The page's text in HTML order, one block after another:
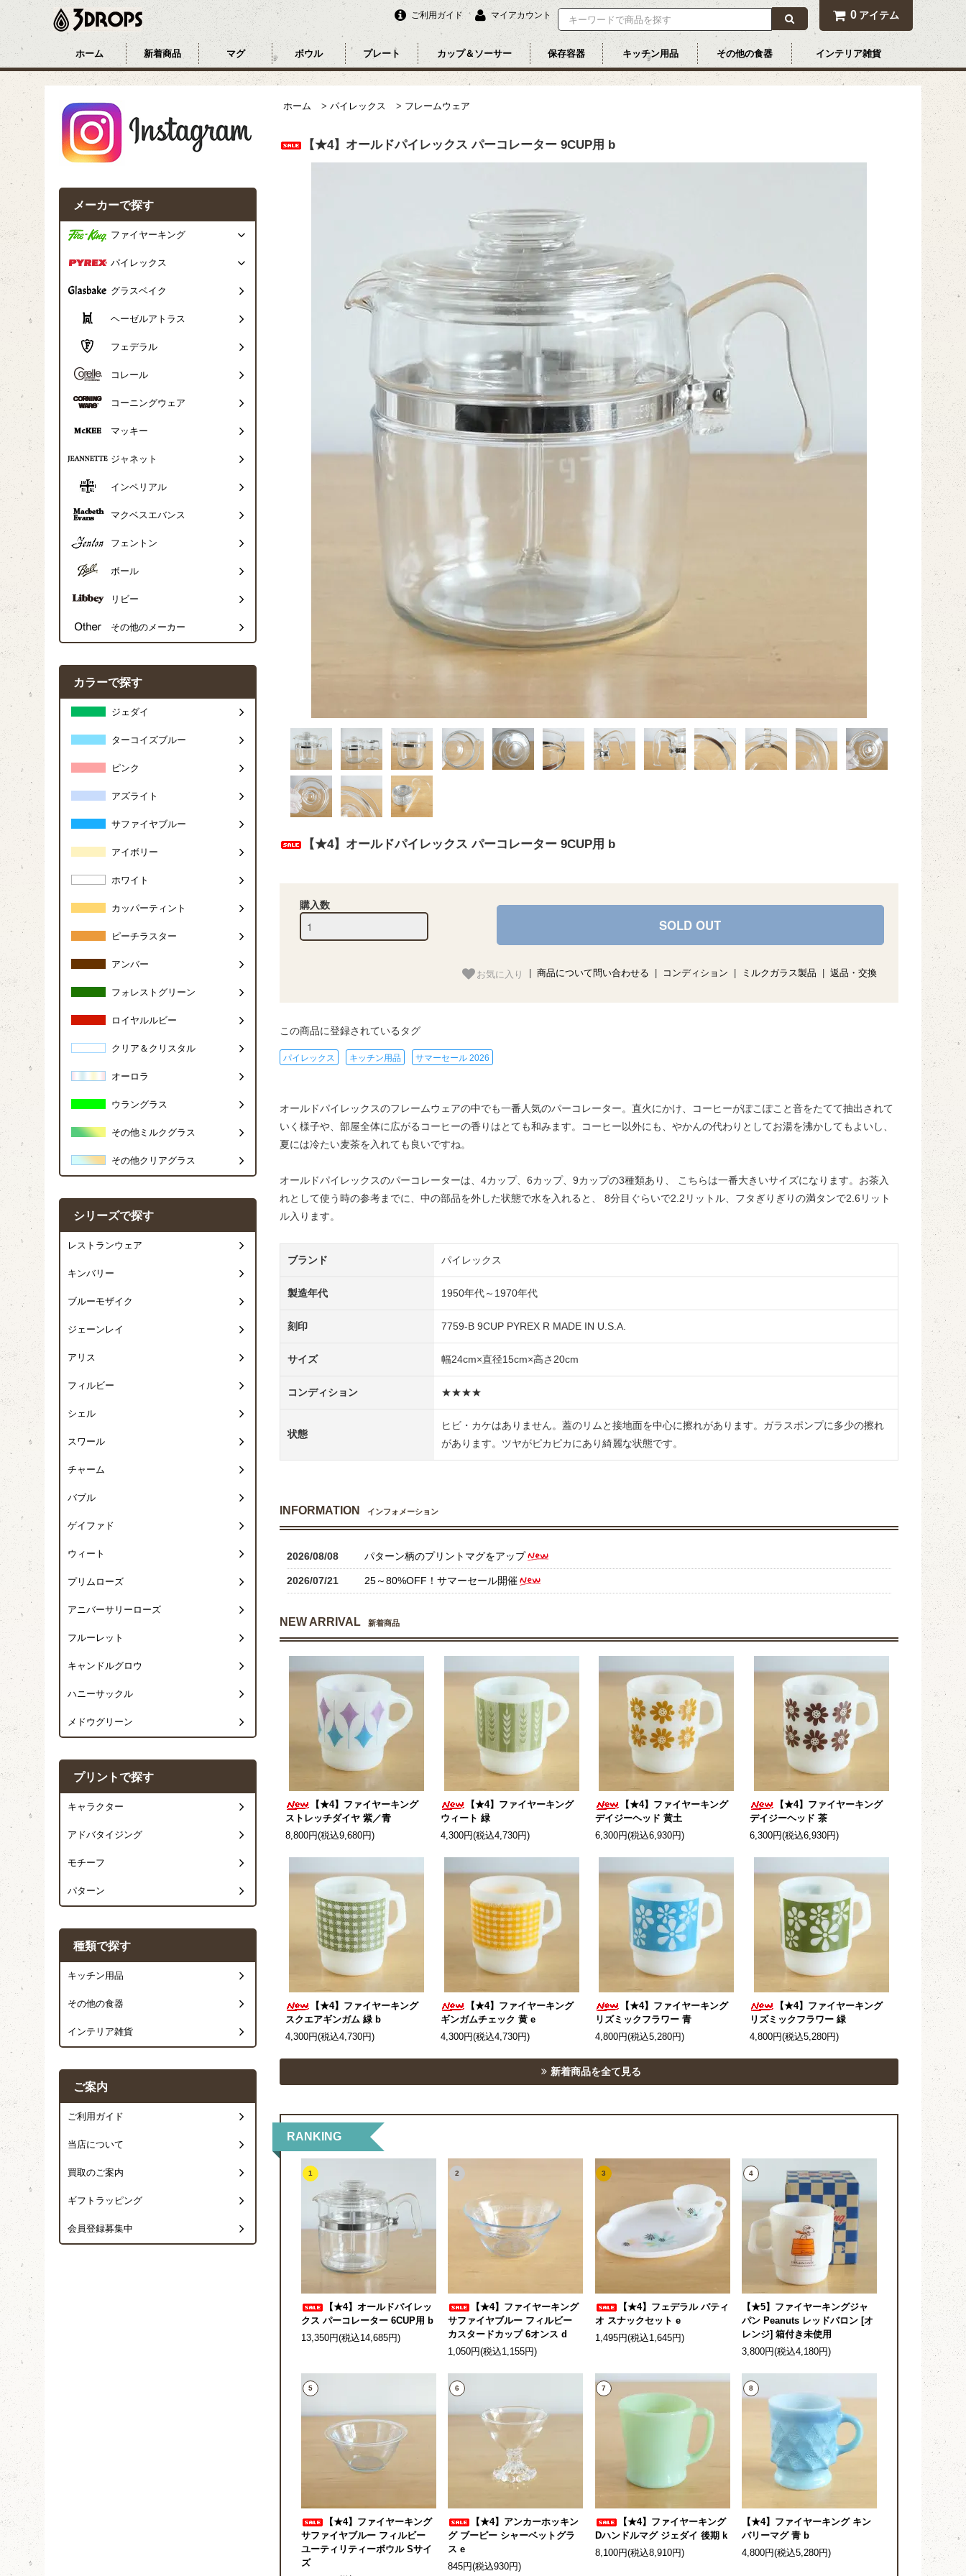
ご利用ガイド マイアカウント 0 アイテム
ホーム 新着商品 マグ ボウル プレート カップ＆ソーサー 保存容器 キッチン用品 その他の食器 インテリア雑貨
ホーム > パイレックス > フレームウェア
【★4】オールドパイレックス パーコレーター 9CUP用 b
【★4】オールドパイレックス パーコレーター 9CUP用 b
購入数
お気に入り 商品について問い合わせる コンディション ミルクガラス製品 返品・交換
この商品に登録されているタグ
パイレックス キッチン用品 サマーセール 2026
オールドパイレックスのフレームウェアの中でも一番人気のパーコレーター。直火にかけ、コーヒーがぽこぽこと音をたてて抽出されて
いく様子や、部屋全体に広がるコーヒーの香りはとても和みます。コーヒー以外にも、やかんの代わりとしてお湯を沸かしてもよいし、
夏には冷たい麦茶を入れても良いですね。
オールドパイレックスのパーコレーターは、4カップ、6カップ、9カップの3種類あり、 こちらは一番大きいサイズになります。お茶入
れとして使う時の参考までに、中の部品を外した状態で水を入れると、 8分目ぐらいで2.2リットル、フタぎりぎりの満タンで2.6リット
ル入ります。
ブランド パイレックス
製造年代 1950年代～1970年代
刻印 7759-B 9CUP PYREX R MADE IN U.S.A.
サイズ 幅24cm×直径15cm×高さ20cm
コンディション ★★★★
状態
ヒビ・カケはありません。蓋のリムと接地面を中心に擦れがあります。ガラスポンプに多少の擦れ
があります。ツヤがピカピカにあり綺麗な状態です。
INFORMATION インフォメーション
2026/08/08 パターン柄のプリントマグをアップ
2026/07/21 25～80%OFF！サマーセール開催
NEW ARRIVAL 新着商品
【★4】ファイヤーキング
ストレッチダイヤ 紫／青
8,800円(税込9,680円)
【★4】ファイヤーキング
ウィート 緑
4,300円(税込4,730円)
【★4】ファイヤーキング
デイジーヘッド 黄土
6,300円(税込6,930円)
【★4】ファイヤーキング
デイジーヘッド 茶
6,300円(税込6,930円)
【★4】ファイヤーキング
スクエアギンガム 緑 b
4,300円(税込4,730円)
【★4】ファイヤーキング
ギンガムチェック 黄 e
4,300円(税込4,730円)
【★4】ファイヤーキング
リズミックフラワー 青
4,800円(税込5,280円)
【★4】ファイヤーキング
リズミックフラワー 緑
4,800円(税込5,280円)
新着商品を全て見る
RANKING
1
【★4】オールドパイレッ
クス パーコレーター 6CUP用 b
13,350円(税込14,685円)
2
【★4】ファイヤーキング
サファイヤブルー フィルビー
カスタードカップ 6オンス d
1,050円(税込1,155円)
3
【★4】フェデラル パティ
オ スナックセット e
1,495円(税込1,645円)
4
【★5】ファイヤーキングジャ
パン Peanuts レッドバロン [オ
レンジ] 箱付き未使用
3,800円(税込4,180円)
5
【★4】ファイヤーキング
サファイヤブルー フィルビー
ユーティリティーボウル Sサイ
ズ
6
【★4】アンカーホッキン
グ ブーピー シャーベットグラ
ス e
845円(税込930円)
7
【★4】ファイヤーキング
Dハンドルマグ ジェダイ 後期 k
8,100円(税込8,910円)
8
【★4】ファイヤーキング キン
バリーマグ 青 b
4,800円(税込5,280円)
メーカーで探す
ファイヤーキング
パイレックス
グラスベイク
ヘーゼルアトラス
フェデラル
コレール
コーニングウェア
マッキー
ジャネット
インペリアル
マクベスエバンス
フェントン
ボール
リビー
その他のメーカー
カラーで探す
ジェダイ
ターコイズブルー
ピンク
アズライト
サファイヤブルー
アイボリー
ホワイト
カッパーティント
ピーチラスター
アンバー
フォレストグリーン
ロイヤルルビー
クリア＆クリスタル
オーロラ
ウラングラス
その他ミルクグラス
その他クリアグラス
シリーズで探す
レストランウェア
キンバリー
ブルーモザイク
ジェーンレイ
アリス
フィルビー
シェル
スワール
チャーム
バブル
ゲイファド
ウィート
プリムローズ
アニバーサリーローズ
フルーレット
キャンドルグロウ
ハニーサックル
メドウグリーン
プリントで探す
キャラクター
アドバタイジング
モチーフ
パターン
種類で探す
キッチン用品
その他の食器
インテリア雑貨
ご案内
ご利用ガイド
当店について
買取のご案内
ギフトラッピング
会員登録募集中